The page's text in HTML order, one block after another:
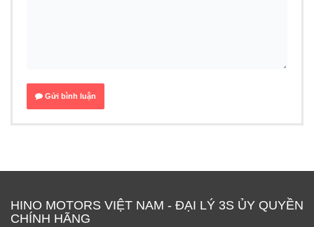
Gửi bình luận
HINO MOTORS VIỆT NAM - ĐẠI LÝ 3S ỦY QUYỀN
CHÍNH HÃNG